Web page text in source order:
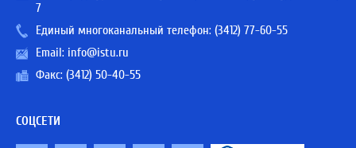
7
Единый многоканальный телефон: (3412) 77-60-55
Email: info@istu.ru
Факс: (3412) 50-40-55
СОЦСЕТИ